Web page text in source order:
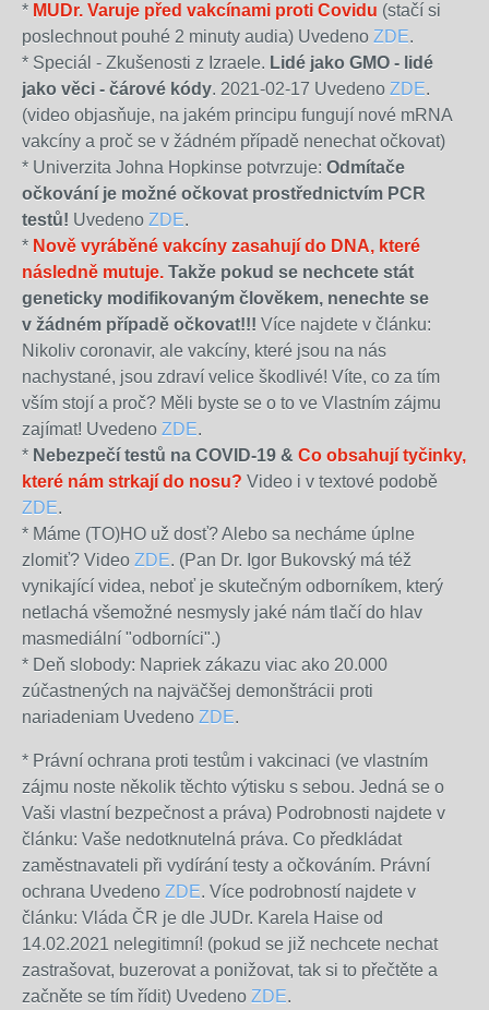
* MUDr. Varuje před vakcínami proti Covidu (stačí si
poslechnout pouhé 2 minuty audia) Uvedeno ZDE.
* Speciál - Zkušenosti z Izraele. Lidé jako GMO - lidé
jako věci - čárové kódy. 2021-02-17 Uvedeno ZDE.
(video objasňuje, na jakém principu fungují nové mRNA
vakcíny a proč se v žádném případě nenechat očkovat)
* Univerzita Johna Hopkinse potvrzuje: Odmítače
očkování je možné očkovat prostřednictvím PCR
testů! Uvedeno ZDE.
* Nově vyráběné vakcíny zasahují do DNA, které
následně mutuje. Takže pokud se nechcete stát
geneticky modifikovaným člověkem, nenechte se
v žádném případě očkovat!!! Více najdete v článku:
Nikoliv coronavir, ale vakcíny, které jsou na nás
nachystané, jsou zdraví velice škodlivé! Víte, co za tím
vším stojí a proč? Měli byste se o to ve Vlastním zájmu
zajímat! Uvedeno ZDE.
* Nebezpečí testů na COVID-19 & Co obsahují tyčinky,
které nám strkají do nosu? Video i v textové podobě
ZDE.
* Máme (TO)HO už dosť? Alebo sa necháme úplne
zlomiť? Video ZDE. (Pan Dr. Igor Bukovský má též
vynikající videa, neboť je skutečným odborníkem, který
netlachá všemožné nesmysly jaké nám tlačí do hlav
masmediální "odborníci".)
* Deň slobody: Napriek zákazu viac ako 20.000
zúčastnených na najväčšej demonštrácii proti
nariadeniam Uvedeno ZDE.
* Právní ochrana proti testům i vakcinaci (ve vlastním
zájmu noste několik těchto výtisku s sebou. Jedná se o
Vaši vlastní bezpečnost a práva) Podrobnosti najdete v
článku: Vaše nedotknutelná práva. Co předkládat
zaměstnavateli při vydírání testy a očkováním. Právní
ochrana Uvedeno ZDE. Více podrobností najdete v
článku: Vláda ČR je dle JUDr. Karela Haise od
14.02.2021 nelegitimní! (pokud se již nechcete nechat
zastrašovat, buzerovat a ponižovat, tak si to přečtěte a
začněte se tím řídit) Uvedeno ZDE.